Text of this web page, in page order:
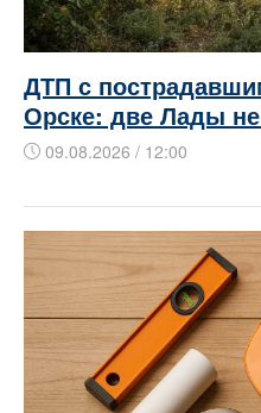
ДТП с
Орске: две Лады
09.08.2026 / 12:00